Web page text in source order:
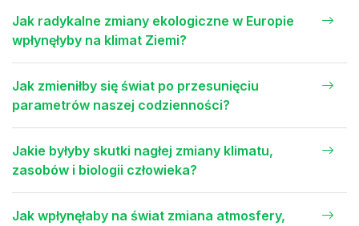
Jak radykalne zmiany ekologiczne w Europie
wpłynęłyby na klimat Ziemi?
Jak zmieniłby się świat po przesunięciu
parametrów naszej codzienności?
Jakie byłyby skutki nagłej zmiany klimatu,
zasobów i biologii człowieka?
Jak wpłynęłaby na świat zmiana atmosfery,